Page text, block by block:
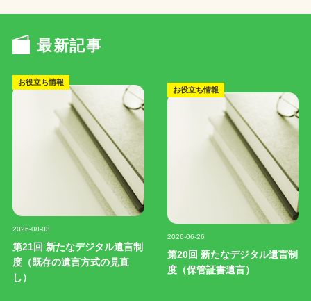
最新記事
お役立ち情報
2026-08-03
第21回 新たなデジタル遺言制
度（既存の遺言方式の見直
し）
お役立ち情報
2026-06-26
第20回 新たなデジタル遺言制
度（保管証書遺言）